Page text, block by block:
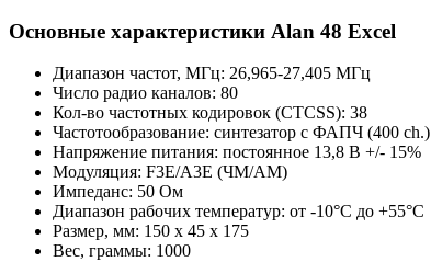
Основные характеристики Alan 48 Excel
Диапазон частот, МГц: 26,965-27,405 МГц
Число радио каналов: 80
Кол-во частотных кодировок (CTCSS): 38
Частотообразование: синтезатор с ФАПЧ (400 ch.)
Напряжение питания: постоянное 13,8 В +/- 15%
Модуляция: F3E/A3E (ЧМ/АМ)
Импеданс: 50 Ом
Диапазон рабочих температур: от -10°С до +55°С
Размер, мм: 150 х 45 х 175
Вес, граммы: 1000